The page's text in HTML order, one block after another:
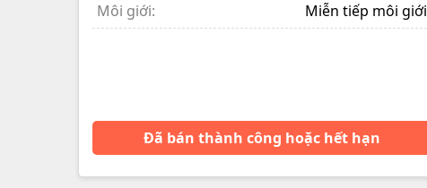
Môi giới:
Miễn tiếp môi giới
Đã bán thành công hoặc hết hạn